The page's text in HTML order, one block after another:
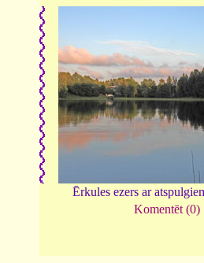
Ērkules ezers ar
Komentēt (0)